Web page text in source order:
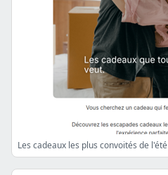
Les cadeaux les plus convoités de l'été